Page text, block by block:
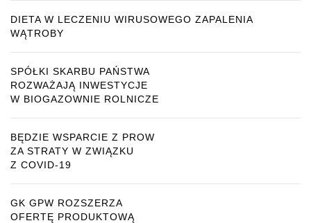
DIETA W LECZENIU WIRUSOWEGO ZAPALENIA
WĄTROBY
SPÓŁKI SKARBU PAŃSTWA
ROZWAŻAJĄ INWESTYCJE
W BIOGAZOWNIE ROLNICZE
BĘDZIE WSPARCIE Z PROW
ZA STRATY W ZWIĄZKU
Z COVID-19
GK GPW ROZSZERZA
OFERTĘ PRODUKTOWĄ